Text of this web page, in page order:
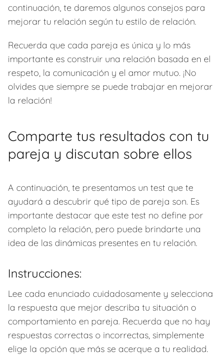
continuación, te daremos algunos consejos para
mejorar tu relación según tu estilo de relación.
Recuerda que cada pareja es única y lo más
importante es construir una relación basada en el
respeto, la comunicación y el amor mutuo. ¡No
olvides que siempre se puede trabajar en mejorar
la relación!
Comparte tus resultados con tu
pareja y discutan sobre ellos
A continuación, te presentamos un test que te
ayudará a descubrir qué tipo de pareja son. Es
importante destacar que este test no define por
completo la relación, pero puede brindarte una
idea de las dinámicas presentes en tu relación.
Instrucciones:
Lee cada enunciado cuidadosamente y selecciona
la respuesta que mejor describa tu situación o
comportamiento en pareja. Recuerda que no hay
respuestas correctas o incorrectas, simplemente
elige la opción que más se acerque a tu realidad.